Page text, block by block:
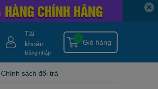
✕
tang can nitro tech blade isolate
Tài
khoản
Đăng nhập
Giỏ hàng
0
Chính sách đổi trả